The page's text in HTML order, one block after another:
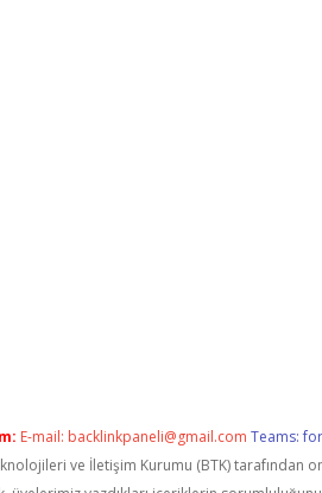
E-mail: backlinkpaneli@gmail.com Teams:
ve İletişim Kurumu (BTK)